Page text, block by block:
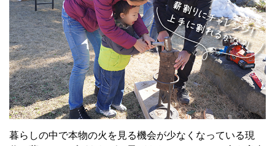
暮らしの中で本物の火を見る機会が少なくなっている現